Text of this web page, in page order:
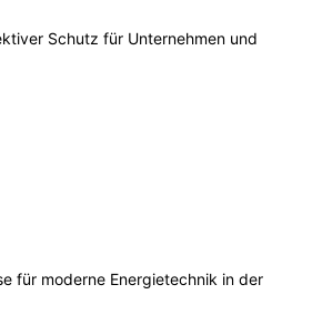
Schutz für Unternehmen und
für moderne Energietechnik in der